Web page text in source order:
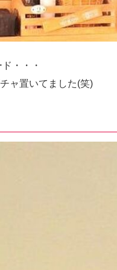
・・・
ャ置いてました(笑)